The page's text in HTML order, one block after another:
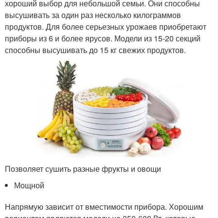
хороший выбор для небольшой семьи. Они способны
высушивать за один раз несколько килограммов
продуктов. Для более серьезных урожаев приобретают
приборы из 6 и более ярусов. Модели из 15-20 секций
способны высушивать до 15 кг свежих продуктов.
Позволяет сушить разные фрукты и овощи
Мощной
Напрямую зависит от вместимости прибора. Хорошим